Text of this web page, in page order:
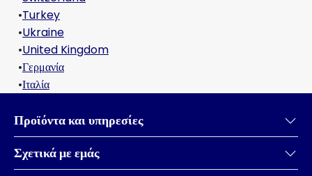
•Turkey
•Ukraine
•United Kingdom
•Γερμανία
•Ιταλία
Προϊόντα και υπηρεσίες
Σχετικά με εμάς